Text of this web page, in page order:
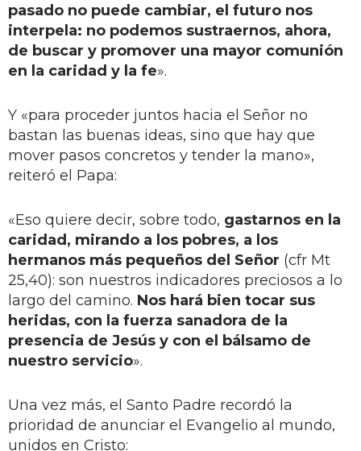
pasado no puede cambiar, el futuro nos
interpela: no podemos sustraernos, ahora,
de buscar y promover una mayor comunión
en la caridad y la fe».
Y «para proceder juntos hacia el Señor no
bastan las buenas ideas, sino que hay que
mover pasos concretos y tender la mano»,
reiteró el Papa:
«Eso quiere decir, sobre todo, gastarnos en la
caridad, mirando a los pobres, a los
hermanos más pequeños del Señor (cfr Mt
25,40): son nuestros indicadores preciosos a lo
largo del camino. Nos hará bien tocar sus
heridas, con la fuerza sanadora de la
presencia de Jesús y con el bálsamo de
nuestro servicio».
Una vez más, el Santo Padre recordó la
prioridad de anunciar el Evangelio al mundo,
unidos en Cristo: